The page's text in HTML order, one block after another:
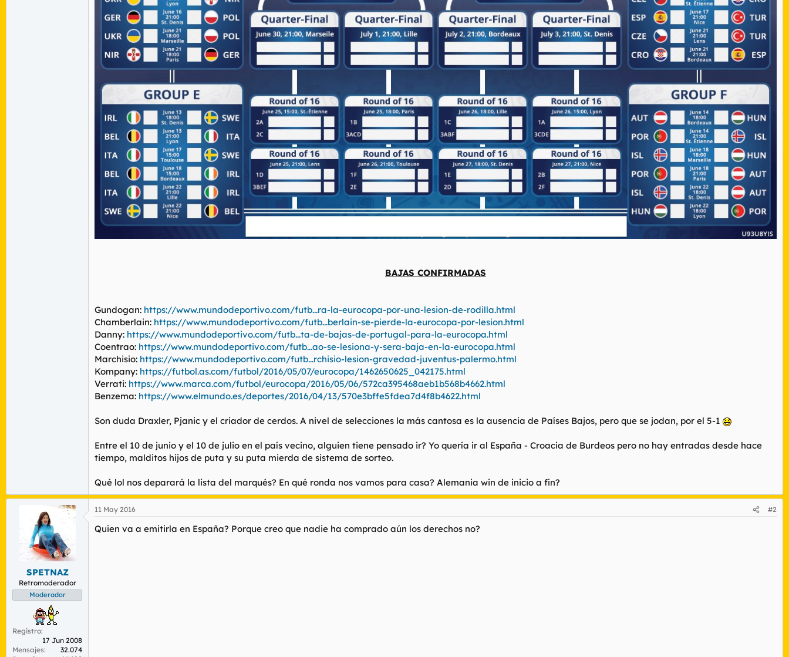
BAJAS CONFIRMADAS
Gundogan: https://www.mundodeportivo.com/futb...ra-la-eurocopa-por-una-lesion-de-rodilla.html
Chamberlain: https://www.mundodeportivo.com/futb...berlain-se-pierde-la-eurocopa-por-lesion.html
Danny: https://www.mundodeportivo.com/futb...ta-de-bajas-de-portugal-para-la-eurocopa.html
Coentrao: https://www.mundodeportivo.com/futb...ao-se-lesiona-y-sera-baja-en-la-eurocopa.html
Marchisio: https://www.mundodeportivo.com/futb...rchisio-lesion-gravedad-juventus-palermo.html
Kompany: https://futbol.as.com/futbol/2016/05/07/eurocopa/1462650625_042175.html
Verrati: https://www.marca.com/futbol/eurocopa/2016/05/06/572ca395468aeb1b568b4662.html
Benzema: https://www.elmundo.es/deportes/2016/04/13/570e3bffe5fdea7d4f8b4622.html
Son duda Draxler, Pjanic y el criador de cerdos. A nivel de selecciones la más cantosa es la ausencia de Países Bajos, pero que se jodan, por el 5-1
Entre el 10 de junio y el 10 de julio en el país vecino, alguien tiene pensado ir? Yo quería ir al España - Croacia de Burdeos pero no hay entradas desde hace
tiempo, malditos hijos de puta y su puta mierda de sistema de sorteo.
Qué lol nos deparará la lista del marqués? En qué ronda nos vamos para casa? Alemania win de inicio a fin?
SPETNAZ
Retromoderador
Moderador
Registro
17 Jun 2008
Mensajes
32.074
11 May 2016 #2
Quien va a emitirla en España? Porque creo que nadie ha comprado aún los derechos no?